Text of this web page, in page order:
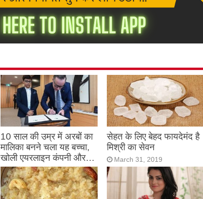
10 साल की उम्र में अरबों का
मालिका बनने चला यह बच्चा,
खोली एयरलाइन कंपनी और…
March 31, 2019
सेहत के लिए बेहद फायदेमंद है
मिश्री का सेवन
March 31, 2019